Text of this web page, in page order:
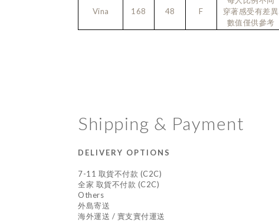
Vina 168 48 F
穿著感受有差異
數值僅供參考
Shipping & Payment
DELIVERY OPTIONS
7-11 取貨不付款 (C2C)
全家 取貨不付款 (C2C)
Others
外島寄送
海外運送 / 實支實付運送